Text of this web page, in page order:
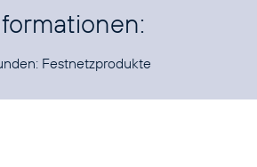
Festnetzprodukte